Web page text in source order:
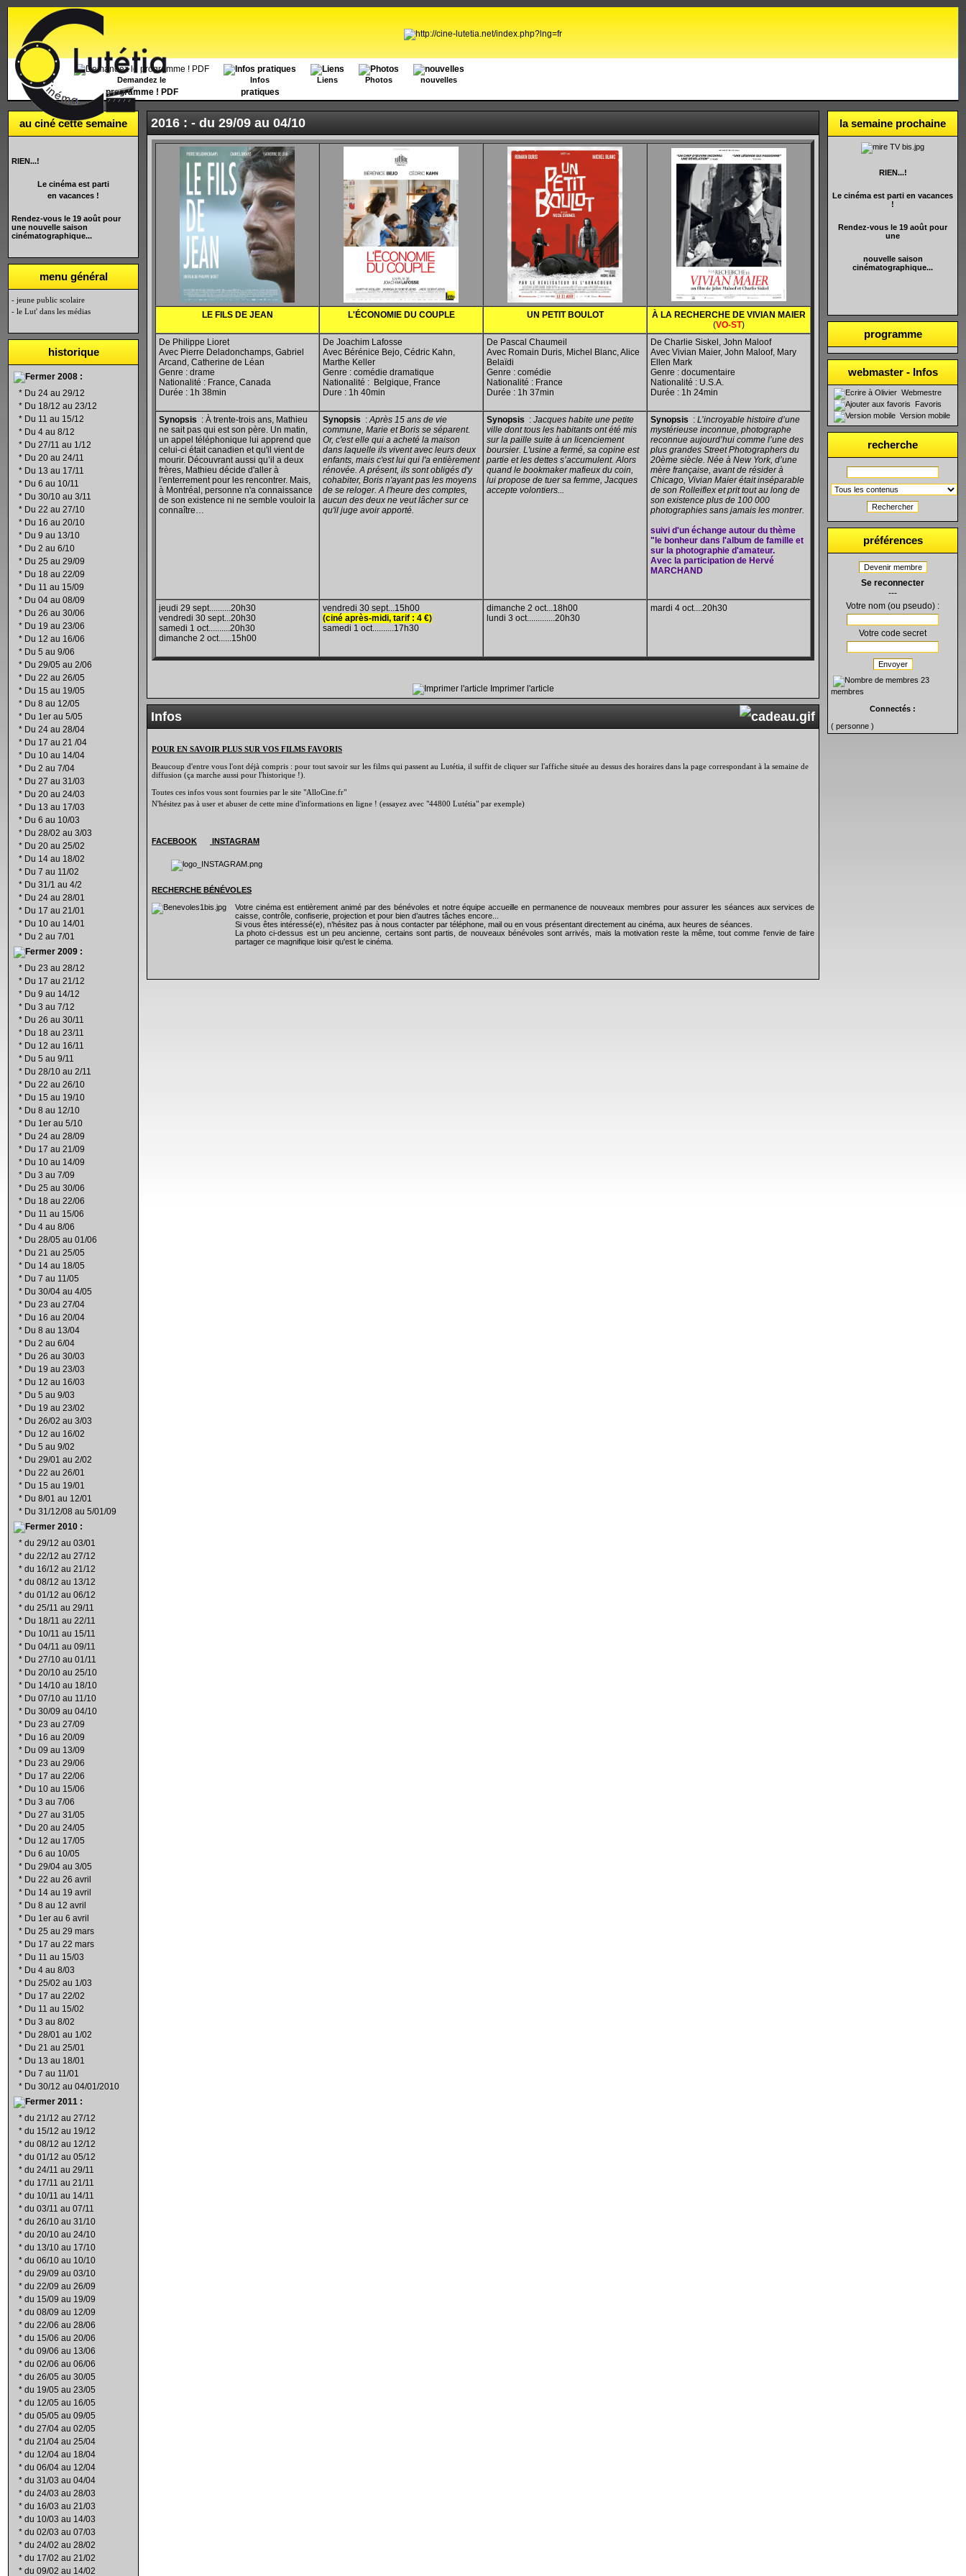
Accueil Demandez le
programme ! PDF
Infos
pratiques
Liens Photos nouvelles
au ciné cette semaine
RIEN...!
Le cinéma est parti
en vacances !
Rendez-vous le 19 août pour
une nouvelle saison
cinématographique...
menu général
- jeune public scolaire
- le Lut' dans les médias
historique
2008 :
* Du 24 au 29/12
* Du 18/12 au 23/12
* Du 11 au 15/12
* Du 4 au 8/12
* Du 27/11 au 1/12
* Du 20 au 24/11
* Du 13 au 17/11
* Du 6 au 10/11
* Du 30/10 au 3/11
* Du 22 au 27/10
* Du 16 au 20/10
* Du 9 au 13/10
* Du 2 au 6/10
* Du 25 au 29/09
* Du 18 au 22/09
* Du 11 au 15/09
* Du 04 au 08/09
* Du 26 au 30/06
* Du 19 au 23/06
* Du 12 au 16/06
* Du 5 au 9/06
* Du 29/05 au 2/06
* Du 22 au 26/05
* Du 15 au 19/05
* Du 8 au 12/05
* Du 1er au 5/05
* Du 24 au 28/04
* Du 17 au 21 /04
* Du 10 au 14/04
* Du 2 au 7/04
* Du 27 au 31/03
* Du 20 au 24/03
* Du 13 au 17/03
* Du 6 au 10/03
* Du 28/02 au 3/03
* Du 20 au 25/02
* Du 14 au 18/02
* Du 7 au 11/02
* Du 31/1 au 4/2
* Du 24 au 28/01
* Du 17 au 21/01
* Du 10 au 14/01
* Du 2 au 7/01
2009 :
* Du 23 au 28/12
* Du 17 au 21/12
* Du 9 au 14/12
* Du 3 au 7/12
* Du 26 au 30/11
* Du 18 au 23/11
* Du 12 au 16/11
* Du 5 au 9/11
* Du 28/10 au 2/11
* Du 22 au 26/10
* Du 15 au 19/10
* Du 8 au 12/10
* Du 1er au 5/10
* Du 24 au 28/09
* Du 17 au 21/09
* Du 10 au 14/09
* Du 3 au 7/09
* Du 25 au 30/06
* Du 18 au 22/06
* Du 11 au 15/06
* Du 4 au 8/06
* Du 28/05 au 01/06
* Du 21 au 25/05
* Du 14 au 18/05
* Du 7 au 11/05
* Du 30/04 au 4/05
* Du 23 au 27/04
* Du 16 au 20/04
* Du 8 au 13/04
* Du 2 au 6/04
* Du 26 au 30/03
* Du 19 au 23/03
* Du 12 au 16/03
* Du 5 au 9/03
* Du 19 au 23/02
* Du 26/02 au 3/03
* Du 12 au 16/02
* Du 5 au 9/02
* Du 29/01 au 2/02
* Du 22 au 26/01
* Du 15 au 19/01
* Du 8/01 au 12/01
* Du 31/12/08 au 5/01/09
2010 :
* du 29/12 au 03/01
* du 22/12 au 27/12
* du 16/12 au 21/12
* du 08/12 au 13/12
* du 01/12 au 06/12
* du 25/11 au 29/11
* Du 18/11 au 22/11
* Du 10/11 au 15/11
* Du 04/11 au 09/11
* Du 27/10 au 01/11
* Du 20/10 au 25/10
* Du 14/10 au 18/10
* Du 07/10 au 11/10
* Du 30/09 au 04/10
* Du 23 au 27/09
* Du 16 au 20/09
* Du 09 au 13/09
* Du 23 au 29/06
* Du 17 au 22/06
* Du 10 au 15/06
* Du 3 au 7/06
* Du 27 au 31/05
* Du 20 au 24/05
* Du 12 au 17/05
* Du 6 au 10/05
* Du 29/04 au 3/05
* Du 22 au 26 avril
* Du 14 au 19 avril
* Du 8 au 12 avril
* Du 1er au 6 avril
* Du 25 au 29 mars
* Du 17 au 22 mars
* Du 11 au 15/03
* Du 4 au 8/03
* Du 25/02 au 1/03
* Du 17 au 22/02
* Du 11 au 15/02
* Du 3 au 8/02
* Du 28/01 au 1/02
* Du 21 au 25/01
* Du 13 au 18/01
* Du 7 au 11/01
* Du 30/12 au 04/01/2010
2011 :
* du 21/12 au 27/12
* du 15/12 au 19/12
* du 08/12 au 12/12
* du 01/12 au 05/12
* du 24/11 au 29/11
* du 17/11 au 21/11
* du 10/11 au 14/11
* du 03/11 au 07/11
* du 26/10 au 31/10
* du 20/10 au 24/10
* du 13/10 au 17/10
* du 06/10 au 10/10
* du 29/09 au 03/10
* du 22/09 au 26/09
* du 15/09 au 19/09
* du 08/09 au 12/09
* du 22/06 au 28/06
* du 15/06 au 20/06
* du 09/06 au 13/06
* du 02/06 au 06/06
* du 26/05 au 30/05
* du 19/05 au 23/05
* du 12/05 au 16/05
* du 05/05 au 09/05
* du 27/04 au 02/05
* du 21/04 au 25/04
* du 12/04 au 18/04
* du 06/04 au 12/04
* du 31/03 au 04/04
* du 24/03 au 28/03
* du 16/03 au 21/03
* du 10/03 au 14/03
* du 02/03 au 07/03
* du 24/02 au 28/02
* du 17/02 au 21/02
* du 09/02 au 14/02
2016 : - du 29/09 au 04/10
LE FILS DE JEAN L'ÉCONOMIE DU COUPLE UN PETIT BOULOT
À LA RECHERCHE DE VIVIAN MAIER
(VO-ST)
De Philippe Lioret
Avec Pierre Deladonchamps, Gabriel
Arcand, Catherine de Léan
Genre : drame
Nationalité : France, Canada
Durée : 1h 38min
De Joachim Lafosse
Avec Bérénice Bejo, Cédric Kahn,
Marthe Keller
Genre : comédie dramatique
Nationalité : Belgique, France
Dure : 1h 40min
De Pascal Chaumeil
Avec Romain Duris, Michel Blanc, Alice
Belaïdi
Genre : comédie
Nationalité : France
Durée : 1h 37min
De Charlie Siskel, John Maloof
Avec Vivian Maier, John Maloof, Mary
Ellen Mark
Genre : documentaire
Nationalité : U.S.A.
Durée : 1h 24min
Synopsis : À trente-trois ans, Mathieu
ne sait pas qui est son père. Un matin,
un appel téléphonique lui apprend que
celui-ci était canadien et qu'il vient de
mourir. Découvrant aussi qu’il a deux
frères, Mathieu décide d'aller à
l'enterrement pour les rencontrer. Mais,
à Montréal, personne n'a connaissance
de son existence ni ne semble vouloir la
connaître…
Synopsis :Après 15 ans de vie
commune, Marie et Boris se séparent.
Or, c'est elle qui a acheté la maison
dans laquelle ils vivent avec leurs deux
enfants, mais c'est lui qui l'a entièrement
rénovée. A présent, ils sont obligés d'y
cohabiter, Boris n'ayant pas les moyens
de se reloger. A l'heure des comptes,
aucun des deux ne veut lâcher sur ce
qu'il juge avoir apporté.
Synopsis : Jacques habite une petite
ville dont tous les habitants ont été mis
sur la paille suite à un licenciement
boursier. L'usine a fermé, sa copine est
partie et les dettes s’accumulent. Alors
quand le bookmaker mafieux du coin,
lui propose de tuer sa femme, Jacques
accepte volontiers...
Synopsis : L’incroyable histoire d’une
mystérieuse inconnue, photographe
reconnue aujourd’hui comme l’une des
plus grandes Street Photographers du
20ème siècle. Née à New York, d’une
mère française, avant de résider à
Chicago, Vivian Maier était inséparable
de son Rolleiflex et prit tout au long de
son existence plus de 100 000
photographies sans jamais les montrer.
suivi d'un échange autour du thème
"le bonheur dans l'album de famille et
sur la photographie d'amateur.
Avec la participation de Hervé
MARCHAND
jeudi 29 sept..........20h30
vendredi 30 sept...20h30
samedi 1 oct..........20h30
dimanche 2 oct......15h00
vendredi 30 sept...15h00
(ciné après-midi, tarif : 4 €)
samedi 1 oct..........17h30
dimanche 2 oct...18h00
lundi 3 oct.............20h30
mardi 4 oct....20h30
Imprimer l'article
Infos
POUR EN SAVOIR PLUS SUR VOS FILMS FAVORIS
Beaucoup d'entre vous l'ont déjà compris : pour tout savoir sur les films qui passent au Lutétia, il suffit de cliquer sur l'affiche située au dessus des horaires dans la page correspondant à la semaine de
diffusion (ça marche aussi pour l'historique !).
Toutes ces infos vous sont fournies par le site "AlloCine.fr"
N'hésitez pas à user et abuser de cette mine d'informations en ligne ! (essayez avec "44800 Lutétia" par exemple)
FACEBOOK INSTAGRAM
RECHERCHE BÉNÉVOLES
Votre cinéma est entièrement animé par des bénévoles et notre équipe accueille en permanence de nouveaux membres pour assurer les séances aux services de
caisse, contrôle, confiserie, projection et pour bien d’autres tâches encore...
Si vous êtes intéressé(e), n’hésitez pas à nous contacter par téléphone, mail ou en vous présentant directement au cinéma, aux heures de séances.
La photo ci-dessus est un peu ancienne, certains sont partis, de nouveaux bénévoles sont arrivés, mais la motivation reste la même, tout comme l'envie de faire
partager ce magnifique loisir qu'est le cinéma.
la semaine prochaine
RIEN...!
Le cinéma est parti en vacances
!
Rendez-vous le 19 août pour
une
nouvelle saison
cinématographique...
programme
webmaster - Infos
Webmestre
Favoris
Version mobile
recherche
Rechercher
préférences
Devenir membre
Se reconnecter
---
Votre nom (ou pseudo) :
Votre code secret
Envoyer
23
membres
Connectés :
( personne )